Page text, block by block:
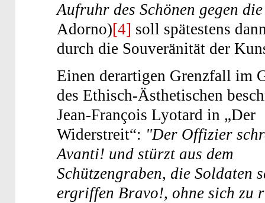
Aufruhr des Schönen gegen
Adorno)[4] soll spätestens
durch die Souveränität der
Einen derartigen Grenzfall im
des Ethisch-Ästhetischen
Jean-Fran­çois Lyotard in „Der
Widerstreit“: "Der Offizier
Avanti! und stürzt aus dem
Schützengraben, die Soldaten
ergriffen Bravo!, ohne sich zu